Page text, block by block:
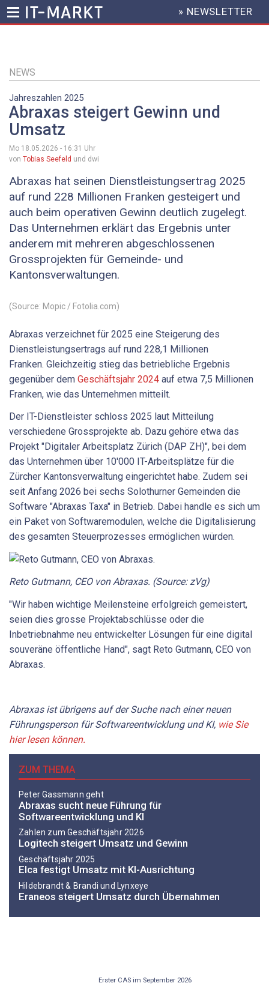
Inhalt
HEADER
MENU
» NEWSLETTER
NEWS
Jahreszahlen 2025
Abraxas steigert Gewinn und
Umsatz
Mo 18.05.2026 - 16:31 Uhr
von Tobias Seefeld und dwi
Abraxas hat seinen Dienstleistungsertrag 2025
auf rund 228 Millionen Franken gesteigert und
auch beim operativen Gewinn deutlich zugelegt.
Das Unternehmen erklärt das Ergebnis unter
anderem mit mehreren abgeschlossenen
Grossprojekten für Gemeinde- und
Kantonsverwaltungen.
(Source: Mopic / Fotolia.com)
Abraxas verzeichnet für 2025 eine Steigerung des
Dienstleistungsertrags auf rund 228,1 Millionen
Franken. Gleichzeitig stieg das betriebliche Ergebnis
gegenüber dem Geschäftsjahr 2024 auf etwa 7,5 Millionen
Franken, wie das Unternehmen mitteilt.
Der IT-Dienstleister schloss 2025 laut Mitteilung
verschiedene Grossprojekte ab. Dazu gehöre etwa das
Projekt "Digitaler Arbeitsplatz Zürich (DAP ZH)", bei dem
das Unternehmen über 10'000 IT-Arbeitsplätze für die
Zürcher Kantonsverwaltung eingerichtet habe. Zudem sei
seit Anfang 2026 bei sechs Solothurner Gemeinden die
Software "Abraxas Taxa" in Betrieb. Dabei handle es sich um
ein Paket von Softwaremodulen, welche die Digitalisierung
des gesamten Steuerprozesses ermöglichen würden.
Reto Gutmann, CEO von Abraxas. (Source: zVg)
"Wir haben wichtige Meilensteine erfolgreich gemeistert,
seien dies grosse Projektabschlüsse oder die
Inbetriebnahme neu entwickelter Lösungen für eine digital
souveräne öffentliche Hand", sagt Reto Gutmann, CEO von
Abraxas.
Abraxas ist übrigens auf der Suche nach einer neuen
Führungsperson für Softwareentwicklung und KI, wie Sie
hier lesen können.
ZUM THEMA
Peter Gassmann geht
Abraxas sucht neue Führung für
Softwareentwicklung und KI
Zahlen zum Geschäftsjahr 2026
Logitech steigert Umsatz und Gewinn
Geschäftsjahr 2025
Elca festigt Umsatz mit KI-Ausrichtung
Hildebrandt & Brandi und Lynxeye
Eraneos steigert Umsatz durch Übernahmen
Erster CAS im September 2026